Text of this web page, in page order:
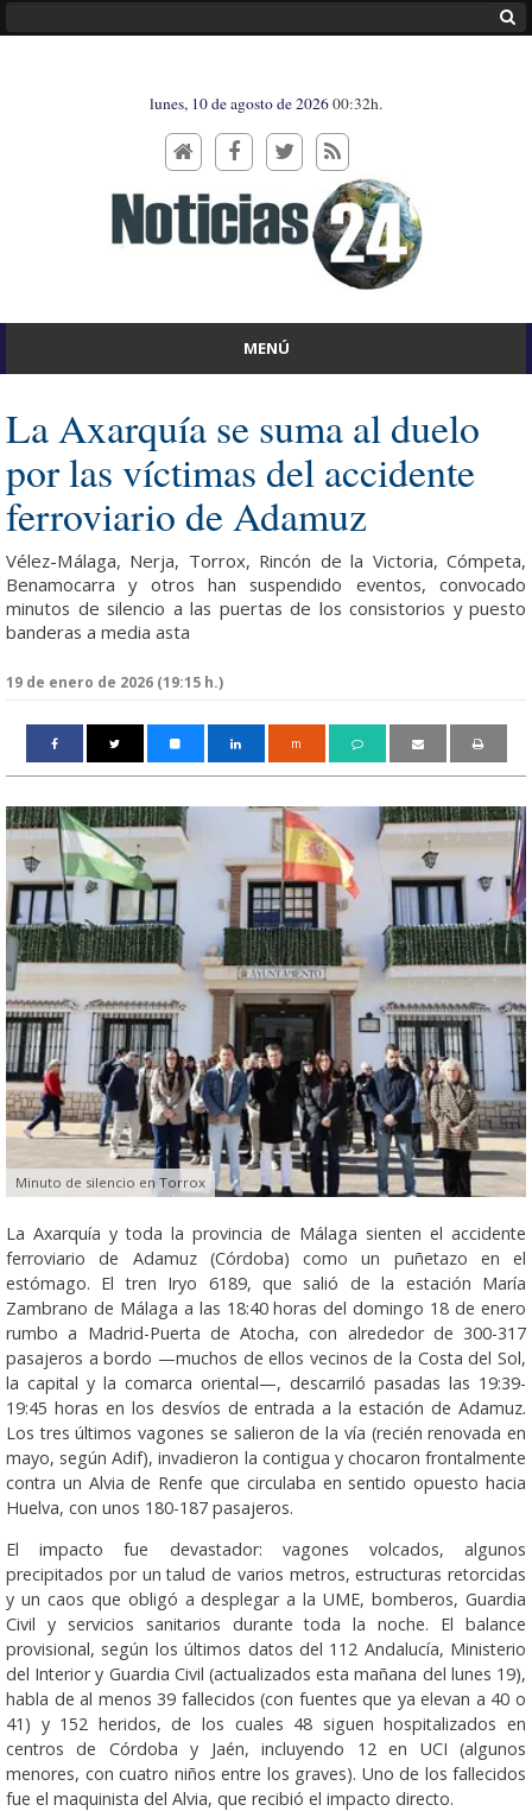
lunes, 10 de agosto de 202600:32h.
MENÚ
La Axarquía se suma al duelo
por las víctimas del accidente
ferroviario de Adamuz
Vélez-Málaga, Nerja, Torrox, Rincón de la Victoria, Cómpeta,
Benamocarra y otros han suspendido eventos, convocado
minutos de silencio a las puertas de los consistorios y puesto
banderas a media asta
19 de enero de 2026 (19:15 h.)
m
Minuto de silencio en Torrox
La Axarquía y toda la provincia de Málaga sienten el accidente
ferroviario de Adamuz (Córdoba) como un puñetazo en el
estómago. El tren Iryo 6189, que salió de la estación María
Zambrano de Málaga a las 18:40 horas del domingo 18 de enero
rumbo a Madrid-Puerta de Atocha, con alrededor de 300-317
pasajeros a bordo —muchos de ellos vecinos de la Costa del Sol,
la capital y la comarca oriental—, descarriló pasadas las 19:39-
19:45 horas en los desvíos de entrada a la estación de Adamuz.
Los tres últimos vagones se salieron de la vía (recién renovada en
mayo, según Adif), invadieron la contigua y chocaron frontalmente
contra un Alvia de Renfe que circulaba en sentido opuesto hacia
Huelva, con unos 180-187 pasajeros.
El impacto fue devastador: vagones volcados, algunos
precipitados por un talud de varios metros, estructuras retorcidas
y un caos que obligó a desplegar a la UME, bomberos, Guardia
Civil y servicios sanitarios durante toda la noche. El balance
provisional, según los últimos datos del 112 Andalucía, Ministerio
del Interior y Guardia Civil (actualizados esta mañana del lunes 19),
habla de al menos 39 fallecidos (con fuentes que ya elevan a 40 o
41) y 152 heridos, de los cuales 48 siguen hospitalizados en
centros de Córdoba y Jaén, incluyendo 12 en UCI (algunos
menores, con cuatro niños entre los graves). Uno de los fallecidos
fue el maquinista del Alvia, que recibió el impacto directo.